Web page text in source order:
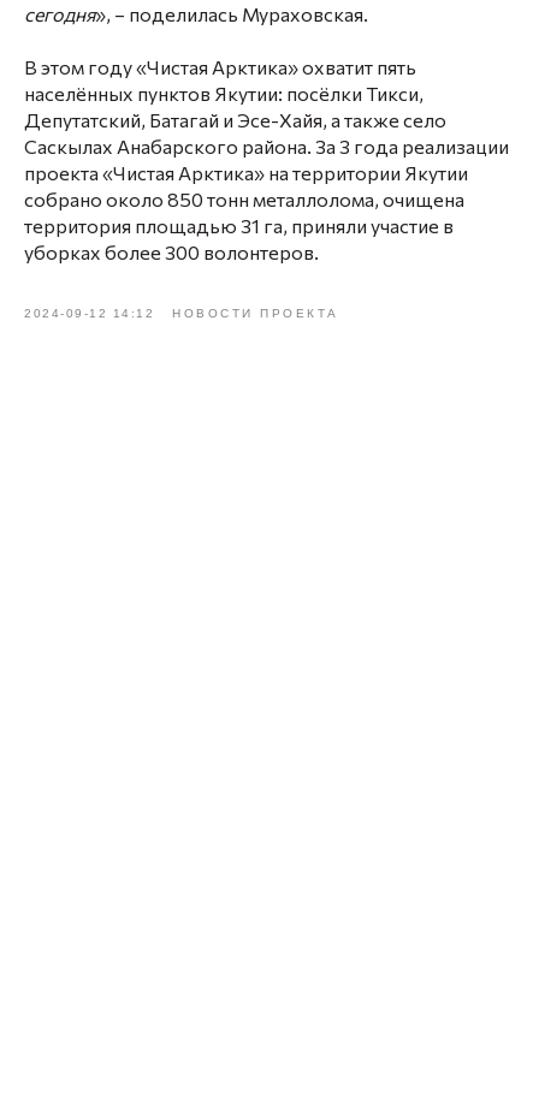
сегодня», – поделилась Мураховская.
В этом году «Чистая Арктика» охватит пять
населённых пунктов Якутии: посёлки Тикси,
Депутатский, Батагай и Эсе-Хайя, а также село
Саскылах Анабарского района. За 3 года реализации
проекта «Чистая Арктика» на территории Якутии
собрано около 850 тонн металлолома, очищена
территория площадью 31 га, приняли участие в
уборках более 300 волонтеров.
2024-09-12 14:12 НОВОСТИ ПРОЕКТА